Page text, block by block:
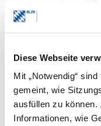
Diese Webseite
Mit „Notwendig“
gemeint, wie
ausfüllen zu können.
Informationen, wie
Praxis. Im
ZEP –
gibt BLZK-
Mattner
Strategien
der
bis zur